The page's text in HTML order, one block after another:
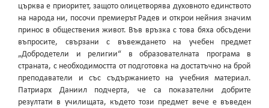
църква е приоритет, защото олицетворява духовното единството
на народа ни, посочи премиерът Радев и открои нейния значим
принос в обществения живот. Във връзка с това бяха обсъдени
въпросите, свързани с въвеждането на учебен предмет
„Добродетели и религии“ в образователната програма в
страната, с необходимостта от подготовка на достатъчно на брой
преподаватели и със съдържанието на учебния материал.
Патриарх Даниил подчерта, че са показателни добрите
резултати в училищата, където този предмет вече е въведен